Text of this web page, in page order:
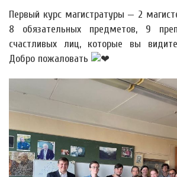
Первый курс магистратуры — 2
8 обязательных предметов, 9
счастливых лиц, которые вы
Добро пожаловать